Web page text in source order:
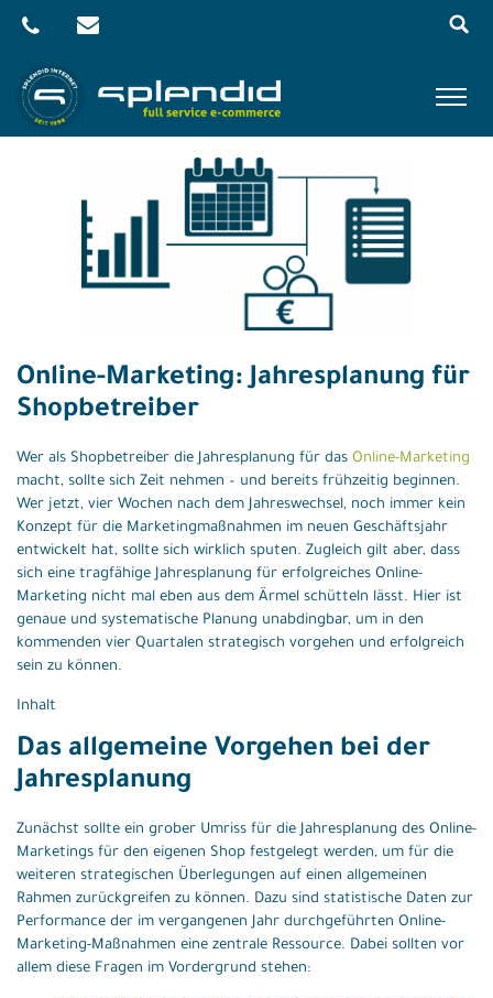
Skip
Menu
Leistungen
Agentur
Shop
Online-Marketing: Jahresplanung für
Shopbetreiber
Wer als Shopbetreiber die Jahresplanung für das Online-Marketing
macht, sollte sich Zeit nehmen – und bereits frühzeitig beginnen.
Wer jetzt, vier Wochen nach dem Jahreswechsel, noch immer kein
Konzept für die Marketingmaßnahmen im neuen Geschäftsjahr
entwickelt hat, sollte sich wirklich sputen. Zugleich gilt aber, dass
sich eine tragfähige Jahresplanung für erfolgreiches Online-
Marketing nicht mal eben aus dem Ärmel schütteln lässt. Hier ist
genaue und systematische Planung unabdingbar, um in den
kommenden vier Quartalen strategisch vorgehen und erfolgreich
sein zu können.
Inhalt
Das allgemeine Vorgehen bei der
Jahresplanung
Zunächst sollte ein grober Umriss für die Jahresplanung des Online-
Marketings für den eigenen Shop festgelegt werden, um für die
weiteren strategischen Überlegungen auf einen allgemeinen
Rahmen zurückgreifen zu können. Dazu sind statistische Daten zur
Performance der im vergangenen Jahr durchgeführten Online-
Marketing-Maßnahmen eine zentrale Ressource. Dabei sollten vor
allem diese Fragen im Vordergrund stehen: